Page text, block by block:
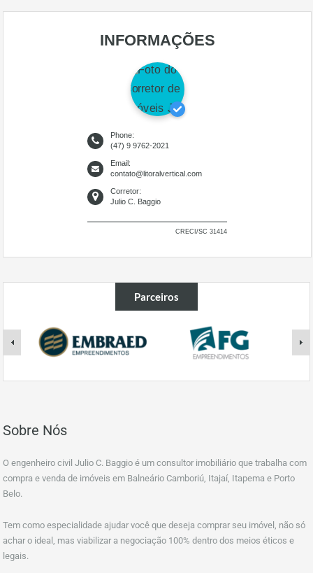
INFORMAÇÕES
Phone:
(47) 9 9762-2021
Email:
contato@litoralvertical.com
Corretor:
Julio C. Baggio
CRECI/SC 31414
Parceiros
Sobre Nós
O engenheiro civil Julio C. Baggio é um consultor imobiliário que trabalha com
compra e venda de imóveis em Balneário Camboriú, Itajaí, Itapema e Porto
Belo.
Tem como especialidade ajudar você que deseja comprar seu imóvel, não só
achar o ideal, mas viabilizar a negociação 100% dentro dos meios éticos e
legais.